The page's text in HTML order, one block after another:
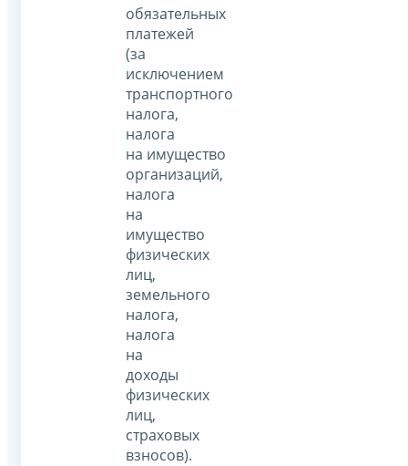
обязательных
платежей
(за
исключением
транспортного
налога,
налога
на имущество
организаций,
налога
на
имущество
физических
лиц,
земельного
налога,
налога
на
доходы
физических
лиц,
страховых
взносов).